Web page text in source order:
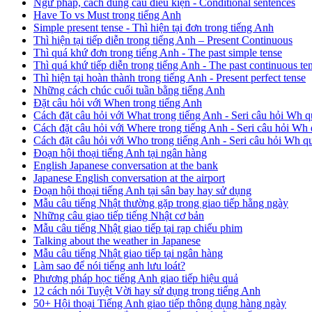
Have To vs Must trong tiếng Anh
Simple present tense - Thì hiện tại đơn trong tiếng Anh
Thì hiện tại tiếp diễn trong tiếng Anh – Present Continuous
Thì quá khứ đơn trong tiếng Anh - The past simple tense
Thì quá khứ tiếp diễn trong tiếng Anh - The past continuous
Thì hiện tại hoàn thành trong tiếng Anh - Present perfect tense
Những cách chúc cuối tuần bằng tiếng Anh
Đặt câu hỏi với When trong tiếng Anh
Cách đặt câu hỏi với What trong tiếng Anh - Seri câu hỏi Wh
Cách đặt câu hỏi với Where trong tiếng Anh - Seri câu hỏi Wh
Cách đặt câu hỏi với Who trong tiếng Anh - Seri câu hỏi Wh
Đoạn hội thoại tiếng Anh tại ngân hàng
English Japanese conversation at the bank
Japanese English conversation at the airport
Đoạn hội thoại tiếng Anh tại sân bay hay sử dụng
Mẫu câu tiếng Nhật thường gặp trong giao tiếp hằng ngày
Những câu giao tiếp tiếng Nhật cơ bản
Mẫu câu tiếng Nhật giao tiếp tại rạp chiếu phim
Talking about the weather in Japanese
Mẫu câu tiếng Nhật giao tiếp tại ngân hàng
Làm sao để nói tiếng anh lưu loát?
Phương pháp học tiếng Anh giao tiếp hiệu quả
12 cách nói Tuyệt Vời hay sử dụng trong tiếng Anh
50+ Hội thoại Tiếng Anh giao tiếp thông dụng hàng ngày